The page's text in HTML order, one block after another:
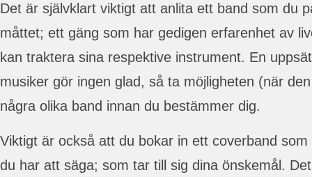
Det är självklart viktigt att anlita ett band som du
måttet; ett gäng som har gedigen erfarenhet av
kan traktera sina respektive instrument. En
musiker gör ingen glad, så ta möjligheten (när
några olika band innan du bestämmer dig.
Viktigt är också att du bokar in ett coverband
du har att säga; som tar till sig dina önskemål.